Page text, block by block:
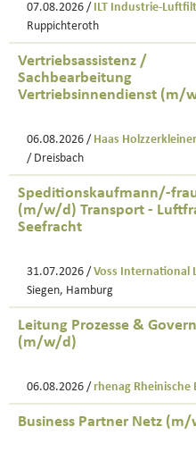
07.08.2026 / ILT Industrie-
Ruppichteroth
Vertriebsassistenz /
Sachbearbeitung
Vertriebsinnendienst (m/
06.08.2026 / Haas
/ Dreisbach
Speditionskaufmann/-
(m/w/d) Transport -
Seefracht
31.07.2026 / Voss International
Siegen, Hamburg
Leitung Prozesse &
(m/w/d)
06.08.2026 / rhenag Rheinische
Business Partner Netz